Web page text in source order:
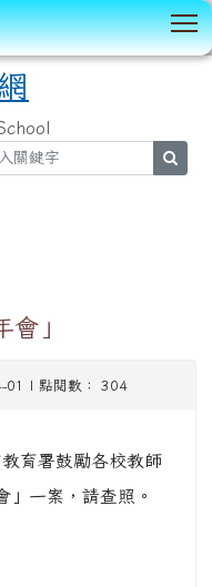
」
01 | 點閱數： 304
育署鼓勵各校教師
一案，請查照。